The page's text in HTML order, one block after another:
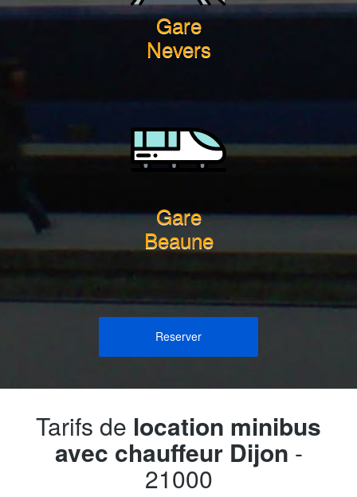
Gare
Nevers
Gare
Beaune
Reserver
Tarifs de location minibus
avec chauffeur Dijon -
21000